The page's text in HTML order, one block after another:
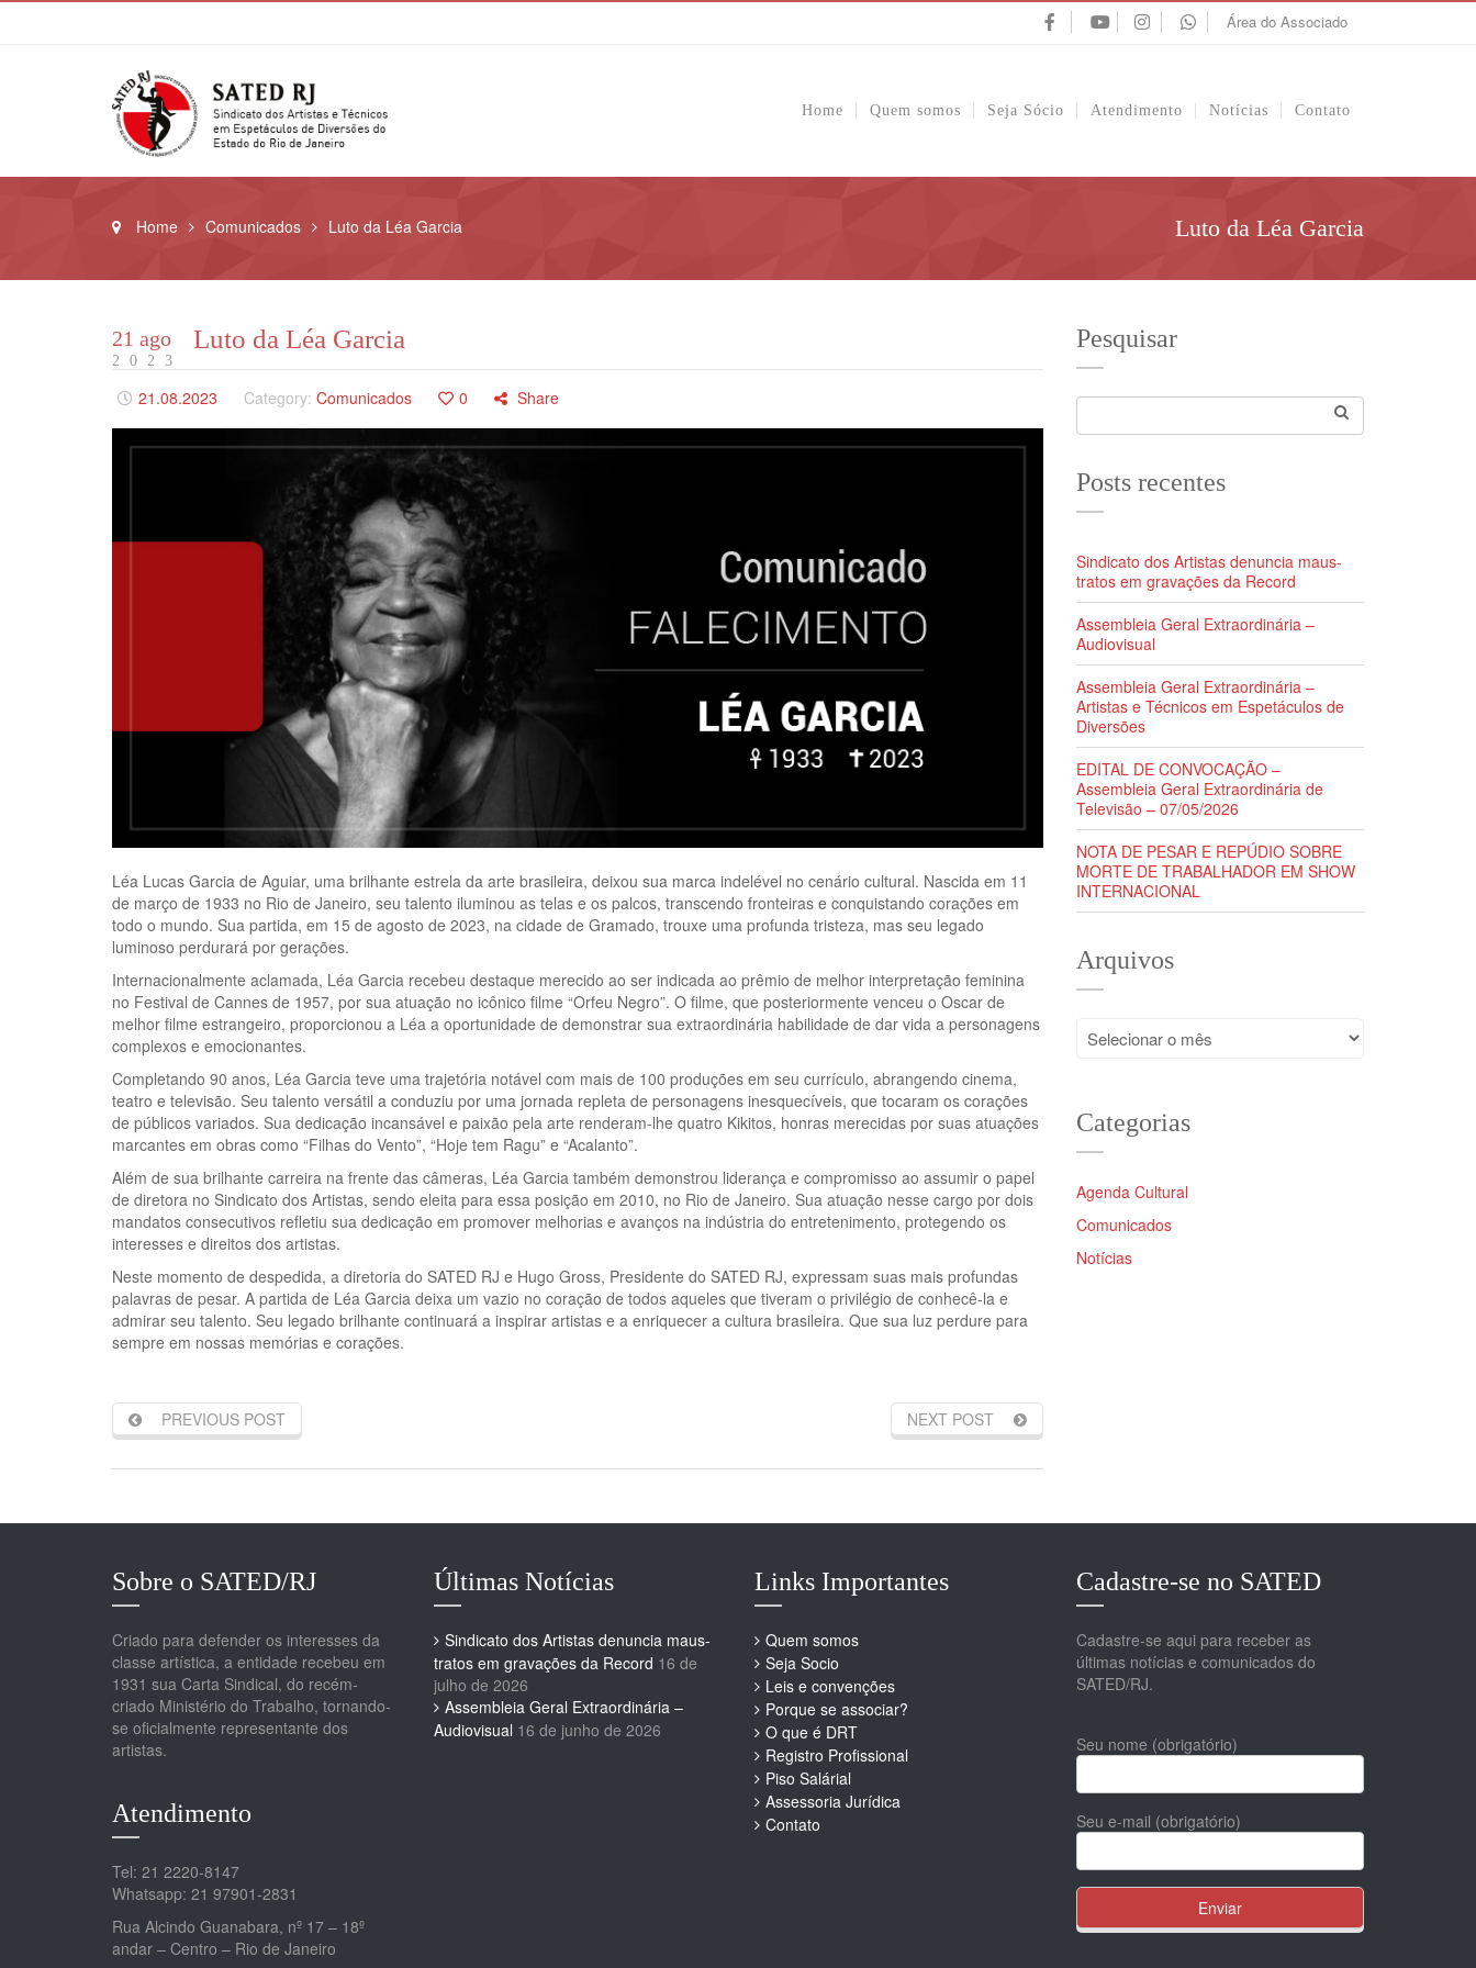
Área do Associado
Home Quem somos Seja Sócio Atendimento Notícias Contato
Home Comunicados Luto da Léa Garcia Luto da Léa Garcia
21 ago
2023
Luto da Léa Garcia
21.08.2023 Category: Comunicados 0 Share
Léa Lucas Garcia de Aguiar, uma brilhante estrela da arte brasileira, deixou sua marca indelével no cenário cultural. Nascida em 11
de março de 1933 no Rio de Janeiro, seu talento iluminou as telas e os palcos, transcendo fronteiras e conquistando corações em
todo o mundo. Sua partida, em 15 de agosto de 2023, na cidade de Gramado, trouxe uma profunda tristeza, mas seu legado
luminoso perdurará por gerações.
Internacionalmente aclamada, Léa Garcia recebeu destaque merecido ao ser indicada ao prêmio de melhor interpretação feminina
no Festival de Cannes de 1957, por sua atuação no icônico filme “Orfeu Negro”. O filme, que posteriormente venceu o Oscar de
melhor filme estrangeiro, proporcionou a Léa a oportunidade de demonstrar sua extraordinária habilidade de dar vida a personagens
complexos e emocionantes.
Completando 90 anos, Léa Garcia teve uma trajetória notável com mais de 100 produções em seu currículo, abrangendo cinema,
teatro e televisão. Seu talento versátil a conduziu por uma jornada repleta de personagens inesquecíveis, que tocaram os corações
de públicos variados. Sua dedicação incansável e paixão pela arte renderam-lhe quatro Kikitos, honras merecidas por suas atuações
marcantes em obras como “Filhas do Vento”, “Hoje tem Ragu” e “Acalanto”.
Além de sua brilhante carreira na frente das câmeras, Léa Garcia também demonstrou liderança e compromisso ao assumir o papel
de diretora no Sindicato dos Artistas, sendo eleita para essa posição em 2010, no Rio de Janeiro. Sua atuação nesse cargo por dois
mandatos consecutivos refletiu sua dedicação em promover melhorias e avanços na indústria do entretenimento, protegendo os
interesses e direitos dos artistas.
Neste momento de despedida, a diretoria do SATED RJ e Hugo Gross, Presidente do SATED RJ, expressam suas mais profundas
palavras de pesar. A partida de Léa Garcia deixa um vazio no coração de todos aqueles que tiveram o privilégio de conhecê-la e
admirar seu talento. Seu legado brilhante continuará a inspirar artistas e a enriquecer a cultura brasileira. Que sua luz perdure para
sempre em nossas memórias e corações.
PREVIOUS POST NEXT POST
Pesquisar
Posts recentes
Sindicato dos Artistas denuncia maus-
tratos em gravações da Record
Assembleia Geral Extraordinária –
Audiovisual
Assembleia Geral Extraordinária –
Artistas e Técnicos em Espetáculos de
Diversões
EDITAL DE CONVOCAÇÃO –
Assembleia Geral Extraordinária de
Televisão – 07/05/2026
NOTA DE PESAR E REPÚDIO SOBRE
MORTE DE TRABALHADOR EM SHOW
INTERNACIONAL
Arquivos
Arquivos
Categorias
Agenda Cultural
Comunicados
Notícias
Sobre o SATED/RJ
Criado para defender os interesses da
classe artística, a entidade recebeu em
1931 sua Carta Sindical, do recém-
criado Ministério do Trabalho, tornando-
se oficialmente representante dos
artistas.
Atendimento
Tel: 21 2220-8147
Whatsapp: 21 97901-2831
Rua Alcindo Guanabara, nº 17 – 18º
andar – Centro – Rio de Janeiro
Últimas Notícias
Sindicato dos Artistas denuncia maus-
tratos em gravações da Record 16 de
julho de 2026
Assembleia Geral Extraordinária –
Audiovisual 16 de junho de 2026
Links Importantes
Quem somos
Seja Socio
Leis e convenções
Porque se associar?
O que é DRT
Registro Profissional
Piso Salárial
Assessoria Jurídica
Contato
Cadastre-se no SATED
Cadastre-se aqui para receber as
últimas notícias e comunicados do
SATED/RJ.
Seu nome (obrigatório)
Seu e-mail (obrigatório)